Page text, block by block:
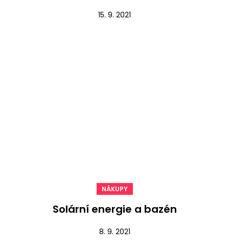
15. 9. 2021
NÁKUPY
Solární energie a bazén
8. 9. 2021